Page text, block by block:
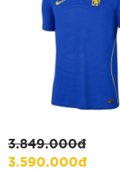
3.849.000đ
3.590.000đ